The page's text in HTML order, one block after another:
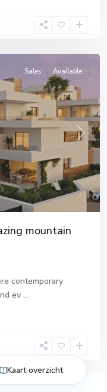
Next
Sales Available
mountain
contemporary
ev ...
Kaart overzicht